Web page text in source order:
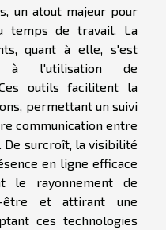
un atout majeur pour
temps de travail. La
quant à elle, s'est
à l'utilisation de
outils facilitent la
permettant un suivi
communication entre
surcroît, la visibilité
en ligne efficace
le rayonnement de
être et attirant une
ces technologies